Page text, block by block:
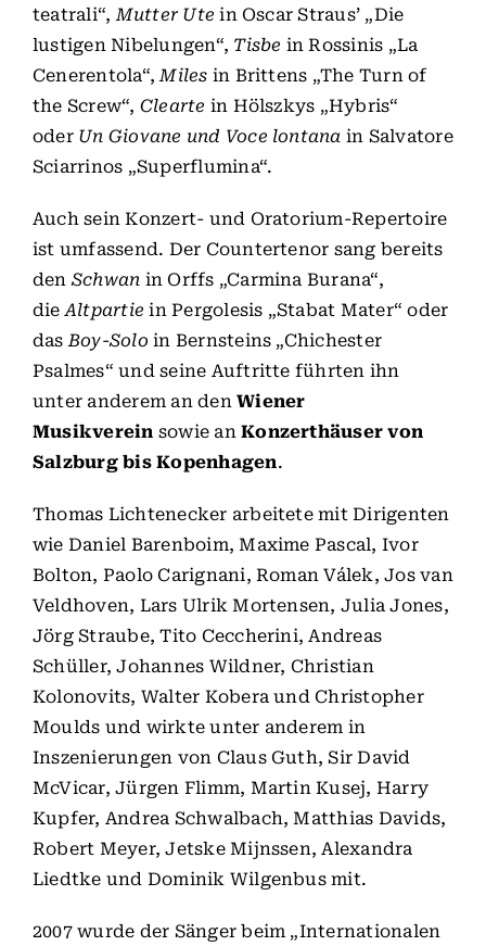
teatrali“,Mutter Ute in Oscar Straus’ „Die
lustigen Nibelungen“, Tisbe in Rossinis „La
Cenerentola“,Miles in Brittens „The Turn of
the Screw“, Clearte in Hölszkys „Hybris“
oder Un Giovane und Voce lontana in Salvatore
Sciarrinos „Superflumina“.
Auch sein Konzert- und Oratorium-Repertoire
ist umfassend. Der Countertenor sang bereits
den Schwan in Orffs „Carmina Burana“,
dieAltpartie in Pergolesis „Stabat Mater“ oder
dasBoy-Solo in Bernsteins „Chichester
Psalmes“ und seine Auftritte führten ihn
unter anderem an denWiener
Musikverein sowie anKonzerthäuser von
Salzburg bis Kopenhagen.
Thomas Lichtenecker arbeitete mit Dirigenten
wie Daniel Barenboim, Maxime Pascal, Ivor
Bolton, Paolo Carignani, Roman Válek, Jos van
Veldhoven, Lars Ulrik Mortensen, Julia Jones,
Jörg Straube, Tito Ceccherini, Andreas
Schüller, Johannes Wildner, Christian
Kolonovits, Walter Kobera und Christopher
Moulds und wirkte unter anderem in
Inszenierungen von Claus Guth, Sir David
McVicar, Jürgen Flimm, Martin Kusej, Harry
Kupfer, Andrea Schwalbach, Matthias Davids,
Robert Meyer, Jetske Mijnssen, Alexandra
Liedtke und Dominik Wilgenbus mit.
2007 wurde der Sänger beim „Internationalen